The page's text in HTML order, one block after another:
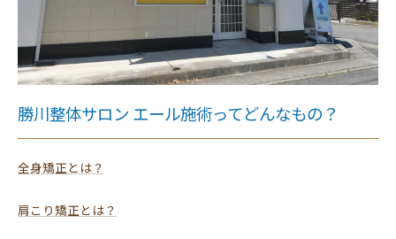
勝川整体サロン エール施術ってどんなもの？
全身矯正とは？
肩こり矯正とは？